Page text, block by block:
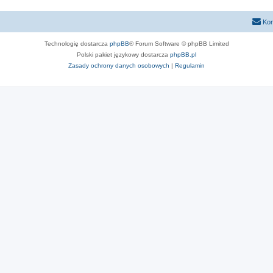
Technologię dostarcza phpBB® Forum Software © phpBB Limited
Polski pakiet językowy dostarcza phpBB.pl
Zasady ochrony danych osobowych | Regulamin